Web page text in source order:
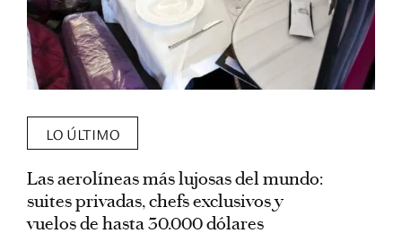
LO ÚLTIMO
Las aerolíneas más lujosas del mundo:
suites privadas, chefs exclusivos y
vuelos de hasta 30.000 dólares